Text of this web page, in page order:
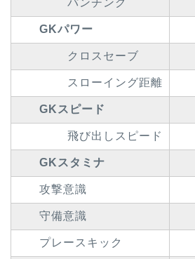
パンチング
GKパワー
クロスセーブ
スローイング距離
GKスピード
飛び出しスピード
GKスタミナ
攻撃意識
守備意識
プレースキック